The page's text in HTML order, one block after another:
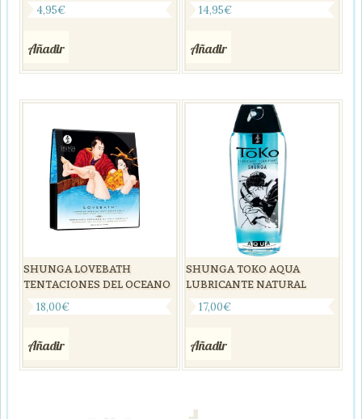
4,95€
Añadir
14,95€
Añadir
SHUNGA LOVEBATH
TENTACIONES DEL OCEANO
18,00€
Añadir
SHUNGA TOKO AQUA
LUBRICANTE NATURAL
17,00€
Añadir